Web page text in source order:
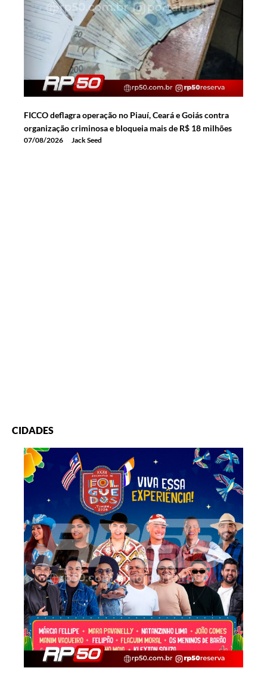
FICCO deflagra operação no Piauí, Ceará e Goiás contra
organização criminosa e bloqueia mais de R$ 18 milhões
07/08/2026 Jack Seed
CIDADES